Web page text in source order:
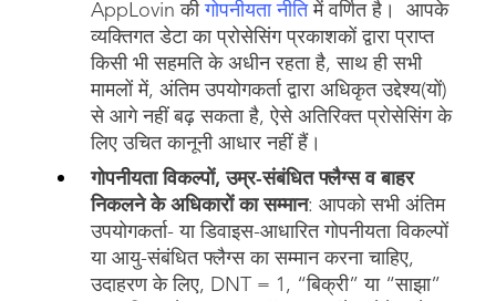
AppLovin कीगोपनीयता नीतिमें वर्णित है। आपके
व्यक्तिगत डेटा का प्रोसेसिंग प्रकाशकों द्वारा प्राप्त
किसी भी सहमति के अधीन रहता है, साथ ही सभी
मामलों में, अंतिम उपयोगकर्ता द्वारा अधिकृत उद्देश्य(यों)
से आगे नहीं बढ़ सकता है, ऐसे अतिरिक्त प्रोसेसिंग के
लिए उचित कानूनी आधार नहीं हैं।
गोपनीयता विकल्पों, उम्र-संबंधित फ्लैग्स व बाहर
निकलने के अधिकारों का सम्मान: आपको सभी अंतिम
उपयोगकर्ता- या डिवाइस-आधारित गोपनीयता विकल्पों
या आयु-संबंधित फ्लैग्स का सम्मान करना चाहिए,
उदाहरण के लिए, DNT = 1, “बिक्री” या “साझा”